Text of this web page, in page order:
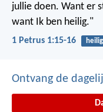
jullie doen. Want er
want Ik ben heilig."
1 Petrus 1:15-16
Ontvang de